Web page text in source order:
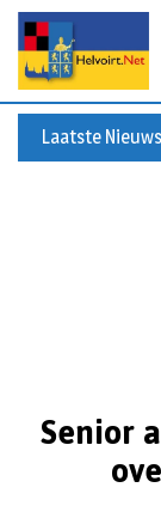
Laatste Nieuws
Senior